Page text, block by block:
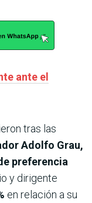
ante el
tras las
Adolfo Grau,
preferencia
y dirigente
en relación a su